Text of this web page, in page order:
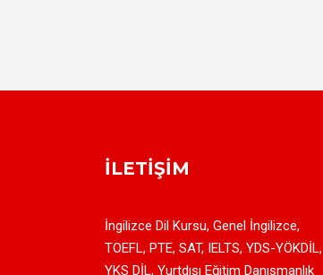
İLETIŞIM
İngilizce Dil Kursu, Genel İngilizce,
TOEFL, PTE, SAT, IELTS, YDS-YÖKDİL,
YKS DİL, Yurtdışı Eğitim Danışmanlık